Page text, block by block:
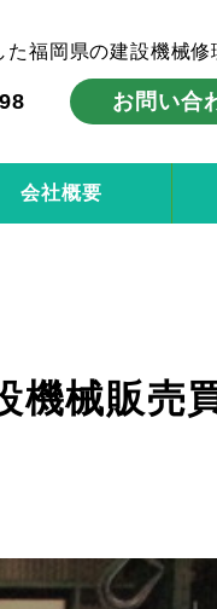
福岡県の建設機械修
お問い合
会社概要
機械販売